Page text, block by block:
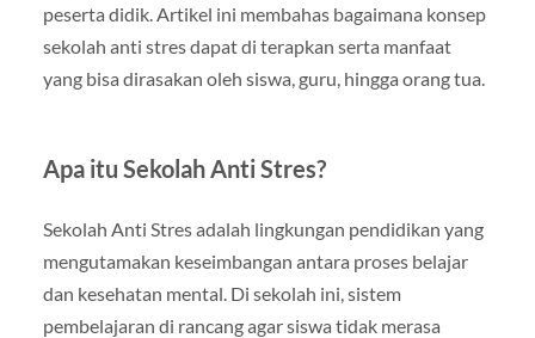
peserta didik. Artikel ini membahas bagaimana konsep
sekolah anti stres dapat di terapkan serta manfaat
yang bisa dirasakan oleh siswa, guru, hingga orang tua.
Apa itu Sekolah Anti Stres?
Sekolah Anti Stres adalah lingkungan pendidikan yang
mengutamakan keseimbangan antara proses belajar
dan kesehatan mental. Di sekolah ini, sistem
pembelajaran di rancang agar siswa tidak merasa